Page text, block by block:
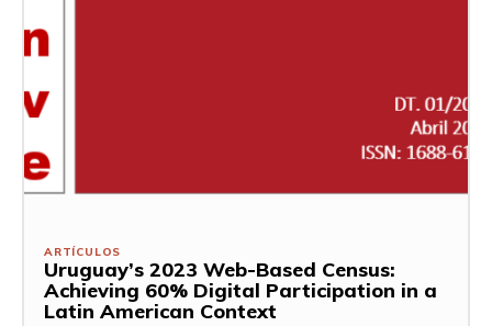
ARTÍCULOS
Uruguay’s 2023 Web-Based Census:
Achieving 60% Digital Participation in a
Latin American Context